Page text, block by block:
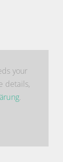
your
details,
.